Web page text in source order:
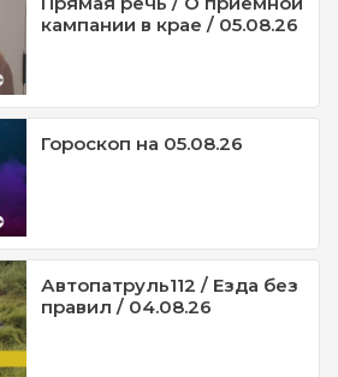
кампании в крае / 05.08.26
Гороскоп на 05.08.26
Автопатруль112 / Езда без
правил / 04.08.26